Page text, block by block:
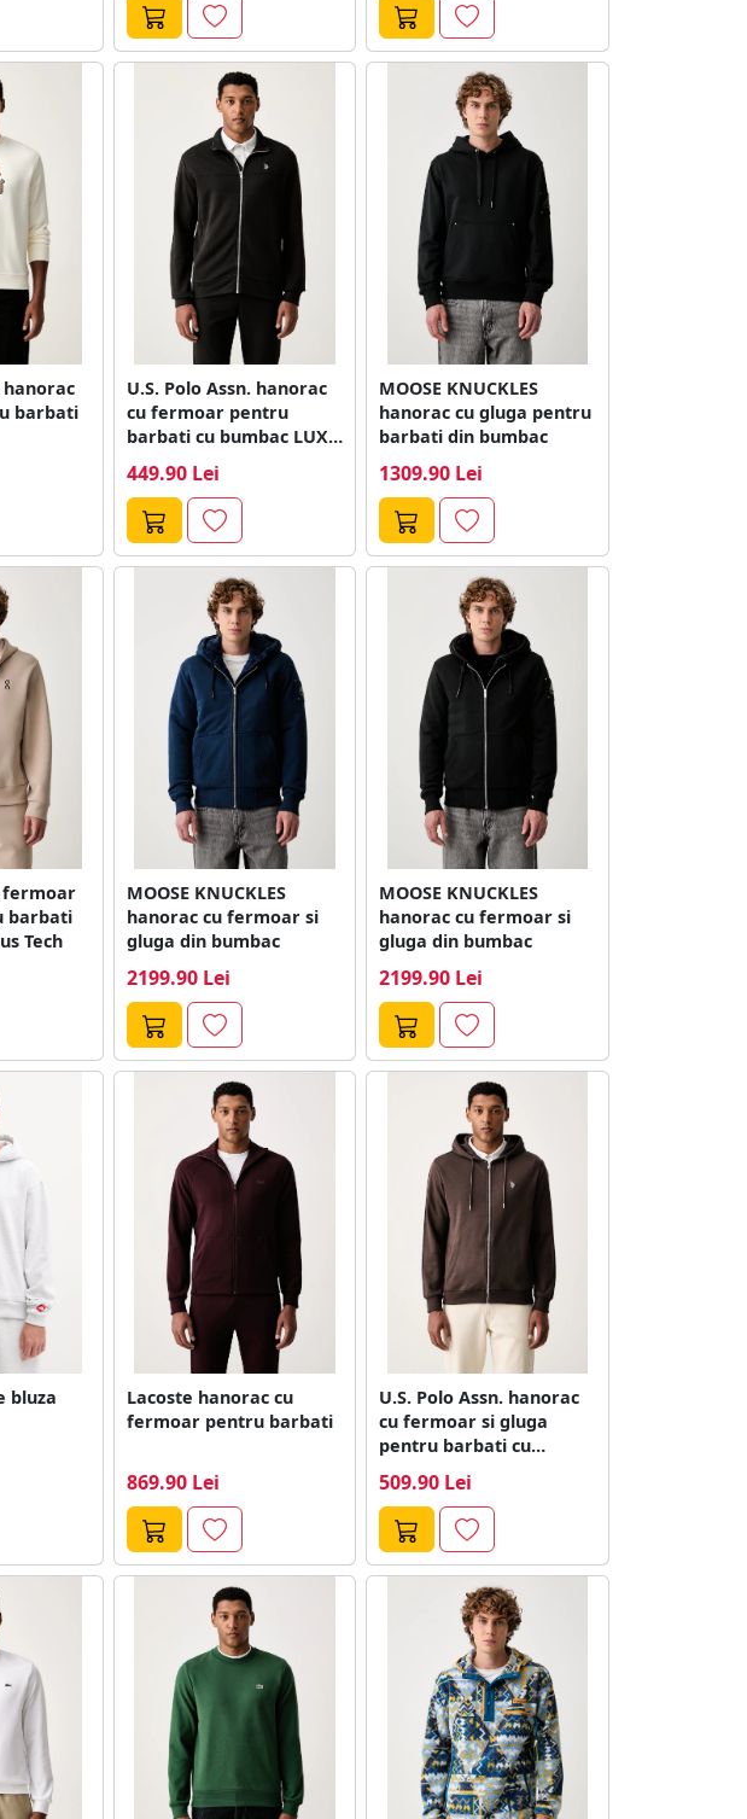
barbati
U.S. Polo Assn. hanorac
cu fermoar pentru
barbati cu bumbac LUXE
449.90 Lei
MOOSE KNUCKLES
hanorac cu gluga pentru
barbati din bumbac
1309.90 Lei
fermoar
barbati
Tech
MOOSE KNUCKLES
hanorac cu fermoar si
gluga din bumbac
2199.90 Lei
MOOSE KNUCKLES
hanorac cu fermoar si
gluga din bumbac
2199.90 Lei
bluza
Lacoste hanorac cu
fermoar pentru barbati
869.90 Lei
U.S. Polo Assn. hanorac
cu fermoar si gluga
pentru barbati cu
509.90 Lei